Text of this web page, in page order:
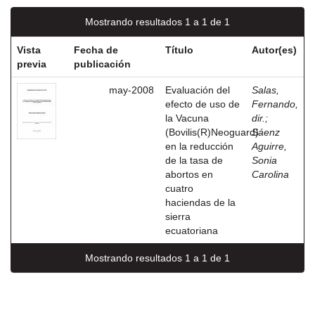
Mostrando resultados 1 a 1 de 1
Vista
previa
Fecha de
publicación
Título Autor(es)
may-2008
Evaluación del
efecto de uso de
la Vacuna
(Bovilis(R)Neoguard)
en la reducción
de la tasa de
abortos en
cuatro
haciendas de la
sierra
ecuatoriana
Salas,
Fernando,
dir. ;
Sáenz
Aguirre,
Sonia
Carolina
Mostrando resultados 1 a 1 de 1